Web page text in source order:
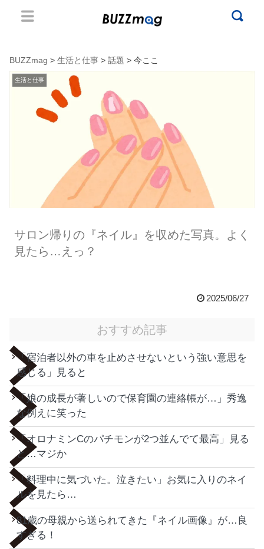
BUZZmag > 生活と仕事 > 話題 > 今ここ
生活と仕事
サロン帰りの『ネイル』を収めた写真。よく
見たら…えっ？
2025/06/27
おすすめ記事
「宿泊者以外の車を止めさせないという強い意思を
感じる」見ると
「娘の成長が著しいので保育園の連絡帳が…」秀逸
な例えに笑った
「オロナミンCのパチモンが2つ並んでて最高」見る
と…マジか
「料理中に気づいた。泣きたい」お気に入りのネイ
ルを見たら…
81歳の母親から送られてきた『ネイル画像』が…良
すぎる！